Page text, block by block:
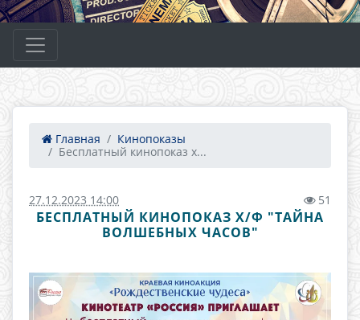
Главная
Кинопоказы
Бесплатный кинопоказ х...
27.12.2023 14:00 51
БЕСПЛАТНЫЙ КИНОПОКАЗ Х/Ф "ТАЙНА
ВОЛШЕБНЫХ ЧАСОВ"